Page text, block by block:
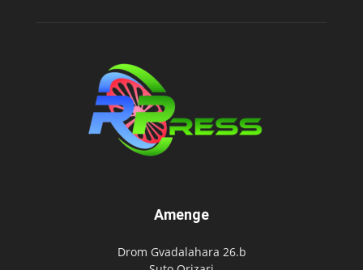
Amenge
Drom Gvadalahara 26.b